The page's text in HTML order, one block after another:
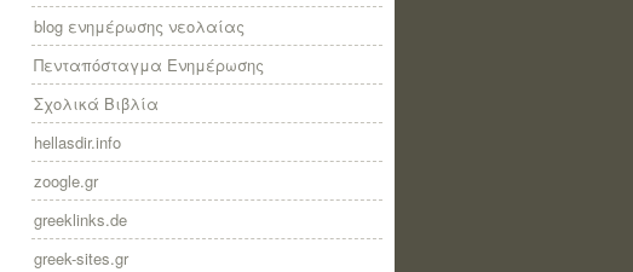
blog ενημέρωσης νεολαίας
Πενταπόσταγμα Ενημέρωσης
Σχολικά Βιβλία
hellasdir.info
zoogle.gr
greeklinks.de
greek-sites.gr